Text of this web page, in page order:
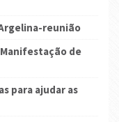
reunião
de
para ajudar as